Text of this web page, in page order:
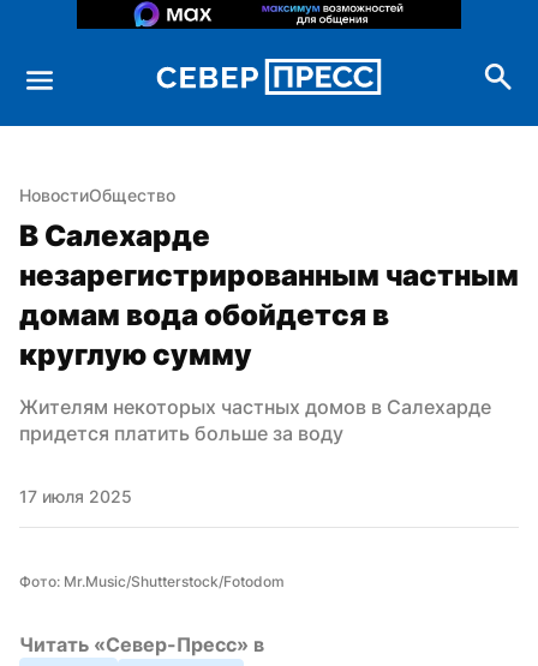
НовостиОбщество
В Салехарде
незарегистрированным частным
домам вода обойдется в
круглую сумму
Жителям некоторых частных домов в Салехарде
придется платить больше за воду
17 июля 2025
Фото: Mr.Music/Shutterstock/Fotodom
Читать «Север-Пресс» в